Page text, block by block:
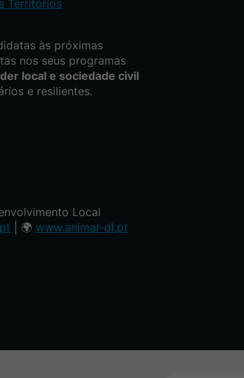
Territórios
às próximas
nos seus programas
local e sociedade civil
e resilientes.
Local
| 🌍 www.animar-dl.pt